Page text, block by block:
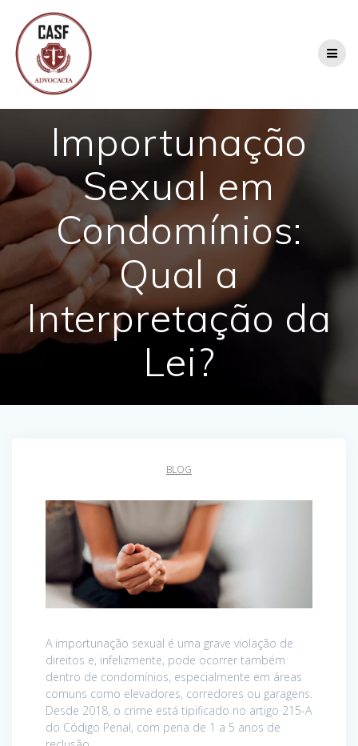
Importunação
Sexual em
Condomínios:
Qual a
Interpretação da
Lei?
BLOG
A importunação sexual é uma grave violação de
direitos e, infelizmente, pode ocorrer também
dentro de condomínios, especialmente em áreas
comuns como elevadores, corredores ou garagens.
Desde 2018, o crime está tipificado no artigo 215-A
do Código Penal, com pena de 1 a 5 anos de